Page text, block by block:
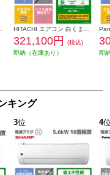
321,100円
(税込)
即納（在庫あり）
即
キング
3位 4